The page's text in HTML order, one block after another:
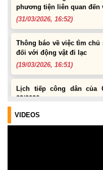
(31/03/2026, 16:52)
đối với động vật đi lạc
(19/03/2026, 16:51)
03/2026
VIDEOS